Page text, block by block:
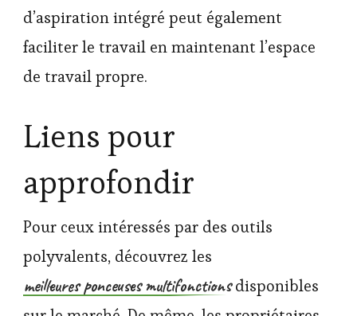
d’aspiration intégré peut également
faciliter le travail en maintenant l’espace
de travail propre.
Liens pour
approfondir
Pour ceux intéressés par des outils
polyvalents, découvrez les
meilleures ponceuses multifonctionsdisponibles